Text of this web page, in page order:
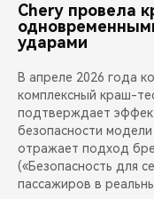
Chery провела
ударами
В апреле 2026 года
комплексный краш-
подтверждает
безопасности
отражает подход
(«Безопасность для
пассажиров в